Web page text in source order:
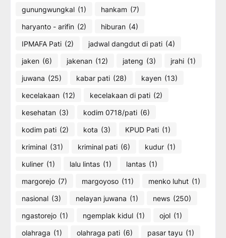
gunungwungkal (1) hankam (7)
haryanto - arifin (2) hiburan (4)
IPMAFA Pati (2) jadwal dangdut di pati (4)
jaken (6) jakenan (12) jateng (3) jrahi (1)
juwana (25) kabar pati (28) kayen (13)
kecelakaan (12) kecelakaan di pati (2)
kesehatan (3) kodim 0718/pati (6)
kodim pati (2) kota (3) KPUD Pati (1)
kriminal (31) kriminal pati (6) kudur (1)
kuliner (1) lalu lintas (1) lantas (1)
margorejo (7) margoyoso (11) menko luhut (1)
nasional (3) nelayan juwana (1) news (250)
ngastorejo (1) ngemplak kidul (1) ojol (1)
olahraga (1) olahraga pati (6) pasar tayu (1)